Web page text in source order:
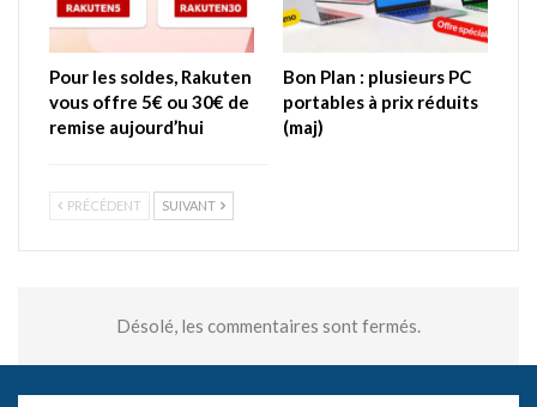
Pour les soldes, Rakuten
vous offre 5€ ou 30€ de
remise aujourd’hui
Bon Plan : plusieurs PC
portables à prix réduits
(maj)
PRÉCÉDENT SUIVANT
Désolé, les commentaires sont fermés.